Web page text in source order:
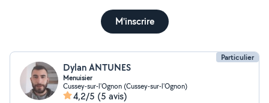
M'inscrire
Particulier
Dylan ANTUNES
Menuisier
Cussey-sur-l'Ognon (Cussey-sur-l'Ognon)
4,2/5 (5 avis)